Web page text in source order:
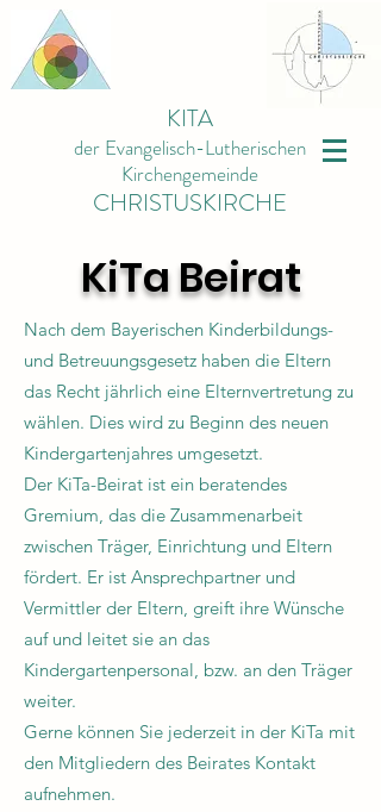
KITA
der Evangelisch-Lutherischen
Kirchengemeinde
CHRISTUSKIRCHE
KiTa Beirat
Nach dem Bayerischen Kinderbildungs-
und Betreuungsgesetz haben die Eltern
das Recht jährlich eine Elternvertretung zu
wählen. Dies wird zu Beginn des neuen
Kindergartenjahres umgesetzt.
Der KiTa-Beirat ist ein beratendes
Gremium, das die Zusammenarbeit
zwischen Träger, Einrichtung und Eltern
fördert. Er ist Ansprechpartner und
Vermittler der Eltern, greift ihre Wünsche
auf und leitet sie an das
Kindergartenpersonal, bzw. an den Träger
weiter.
Gerne können Sie jederzeit in der KiTa mit
den Mitgliedern des Beirates Kontakt
aufnehmen.